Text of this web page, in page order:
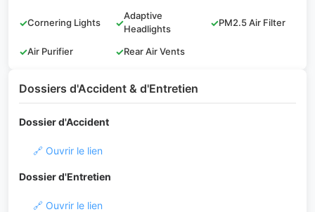
✓Cornering Lights ✓
Adaptive
Headlights
✓PM2.5 Air Filter
✓Air Purifier ✓Rear Air Vents
Dossiers d'Accident & d'Entretien
Dossier d'Accident
🔗 Ouvrir le lien
Dossier d'Entretien
🔗 Ouvrir le lien